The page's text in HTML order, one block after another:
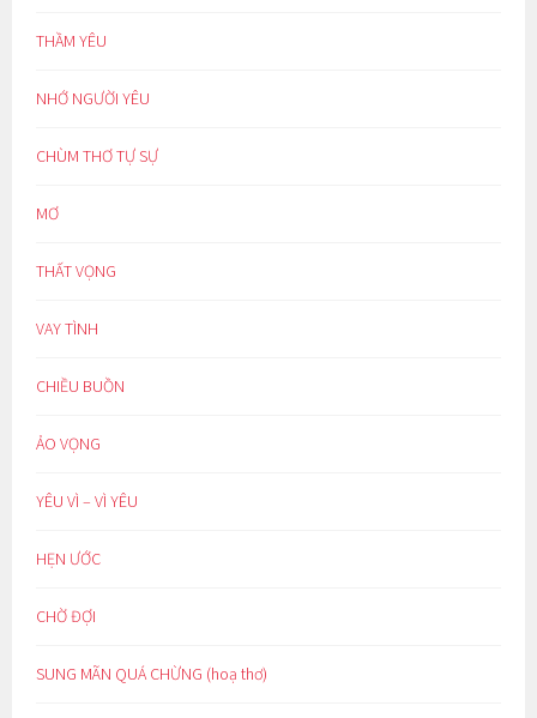
THẦM YÊU
NHỚ NGƯỜI YÊU
CHÙM THƠ TỰ SỰ
MƠ
THẤT VỌNG
VAY TÌNH
CHIỀU BUỒN
ẢO VỌNG
YÊU VÌ – VÌ YÊU
HẸN ƯỚC
CHỜ ĐỢI
SUNG MÃN QUÁ CHỪNG (hoạ thơ)